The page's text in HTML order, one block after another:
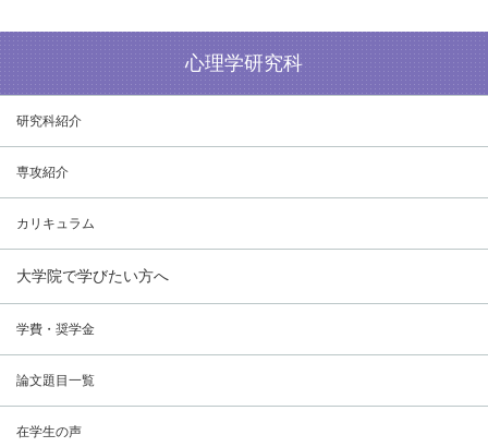
心理学研究科
研究科紹介
専攻紹介
カリキュラム
大学院で学びたい方へ
学費・奨学金
論文題目一覧
在学生の声